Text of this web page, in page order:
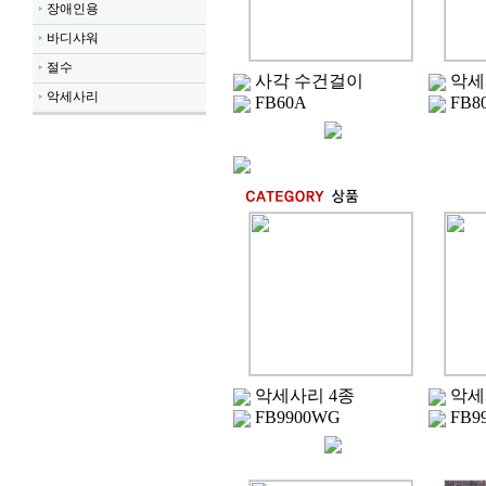
장애인용
바디샤워
절수
악세사리
사각 수건걸이
FB60A
악
악세사리 4종
FB9900WG
악